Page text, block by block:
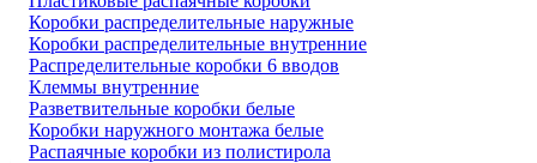
Коробки распределительные наружные
Коробки распределительные внутренние
Распределительные коробки 6 вводов
Клеммы внутренние
Разветвительные коробки белые
Коробки наружного монтажа белые
Распаячные коробки из полистирола